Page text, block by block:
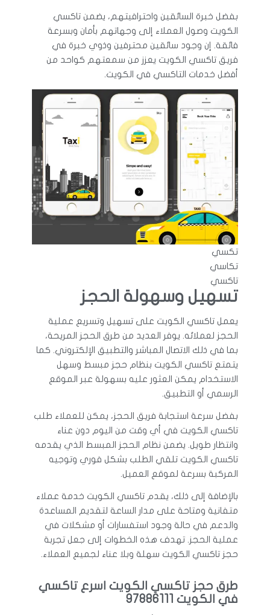
بفضل خبرة السائقين واحترافيتهم، يضمن تاكسي
الكويت وصول العملاء إلى وجهاتهم بأمان وبسرعة
فائقة. إن وجود سائقين محترفين وذوي خبرة في
فريق تاكسي الكويت يعزز من سمعتهم كواحد من
أفضل خدمات التاكسي في الكويت.
تكسي
تكاسي
تاكسي
تسهيل وسهولة الحجز
يعمل تاكسي الكويت على تسهيل وتسريع عملية
الحجز لعملائه. يوفر العديد من طرق الحجز المريحة،
بما في ذلك الاتصال المباشر والتطبيق الإلكتروني. كما
يتمتع تاكسي الكويت بنظام حجز مبسط وسهل
الاستخدام يمكن العثور عليه بسهولة عبر الموقع
الرسمي أو التطبيق.
بفضل سرعة استجابة فريق الحجز، يمكن للعملاء طلب
تاكسي الكويت في أي وقت من اليوم دون عناء
وانتظار طويل. يضمن نظام الحجز المبسط الذي يقدمه
تاكسي الكويت تلقي الطلب بشكل فوري وتوجيه
المركبة بسرعة لموقع العميل.
بالإضافة إلى ذلك، يقدم تاكسي الكويت خدمة عملاء
متفانية ومتاحة على مدار الساعة لتقديم المساعدة
والدعم في حالة وجود استفسارات أو مشكلات في
عملية الحجز. تهدف هذه الخطوات إلى جعل تجربة
حجز تاكسي الكويت سهلة وبلا عناء لجميع العملاء.
طرق حجز تاكسي الكويت اسرع تاكسي
في الكويت 97886111